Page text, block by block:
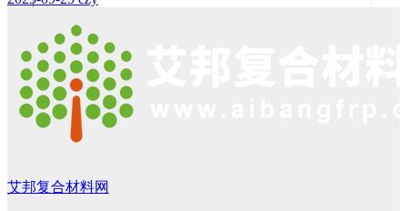
艾邦复合材料网